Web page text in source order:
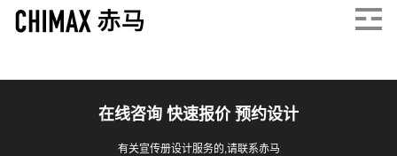
在线咨询 快速报价 预约设计
有关宣传册设计服务的,请联系赤马